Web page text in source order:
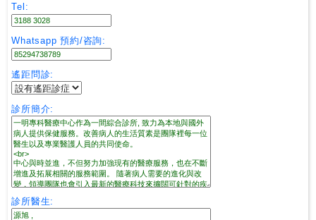
服
務
公
立
醫
院
私
家
醫
院
Tel:
Whatsapp 預約/咨詢:
遙距問診:
診所簡介:
診所醫生: